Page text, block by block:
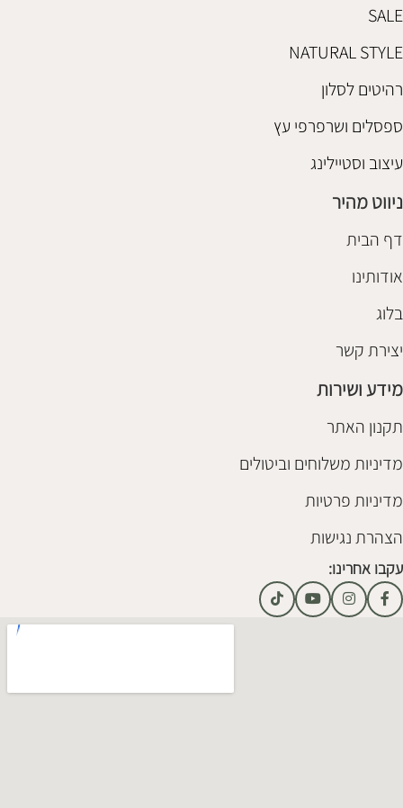
SALE
NATURAL STYLE
רהיטים לסלון
ספסלים ושרפרפי עץ
עיצוב וסטיילינג
ניווט מהיר
דף הבית
אודותינו
בלוג
יצירת קשר
מידע ושירות
תקנון האתר
מדיניות משלוחים וביטולים
מדיניות פרטיות
הצהרת נגישות
עקבו אחרינו: